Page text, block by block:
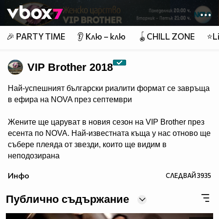
👾
🎉 PARTY TIME 👂 Клю – клю 🪀CHILL ZONE
VIP Brother 2018
Най-успешният български риалити формат се завръща
в ефира на NOVA през септември
Жените ще царуват в новия сезон на VIP Brother през
есента по NOVA. Най-известната къща у нас отново ще
събере плеяда от звезди, които ще видим в
неподозирана
телевизията в България, се завръща в ефира през
цялата власт, но и цялата отговорност в ръцете на
дамите.
Инфо СЛЕДВАЙ3935
Публично съдържание